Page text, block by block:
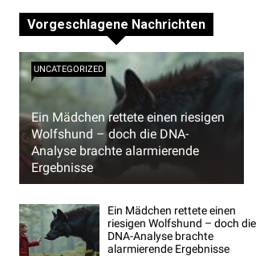
Vorgeschlagene Nachrichten
Ein Mädchen rettete einen riesigen
Wolfshund – doch die DNA-
Analyse brachte alarmierende
Ergebnisse
UNCATEGORIZED
Ein Mädchen rettete einen
riesigen Wolfshund – doch die
DNA-Analyse brachte
alarmierende Ergebnisse